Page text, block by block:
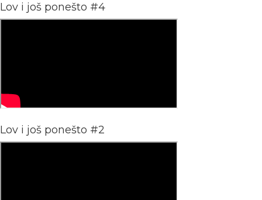
Lov i još ponešto #4
Lov i još ponešto #2